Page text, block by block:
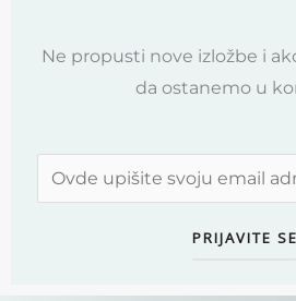
Ne propusti nove izložbe i
da ostanemo u